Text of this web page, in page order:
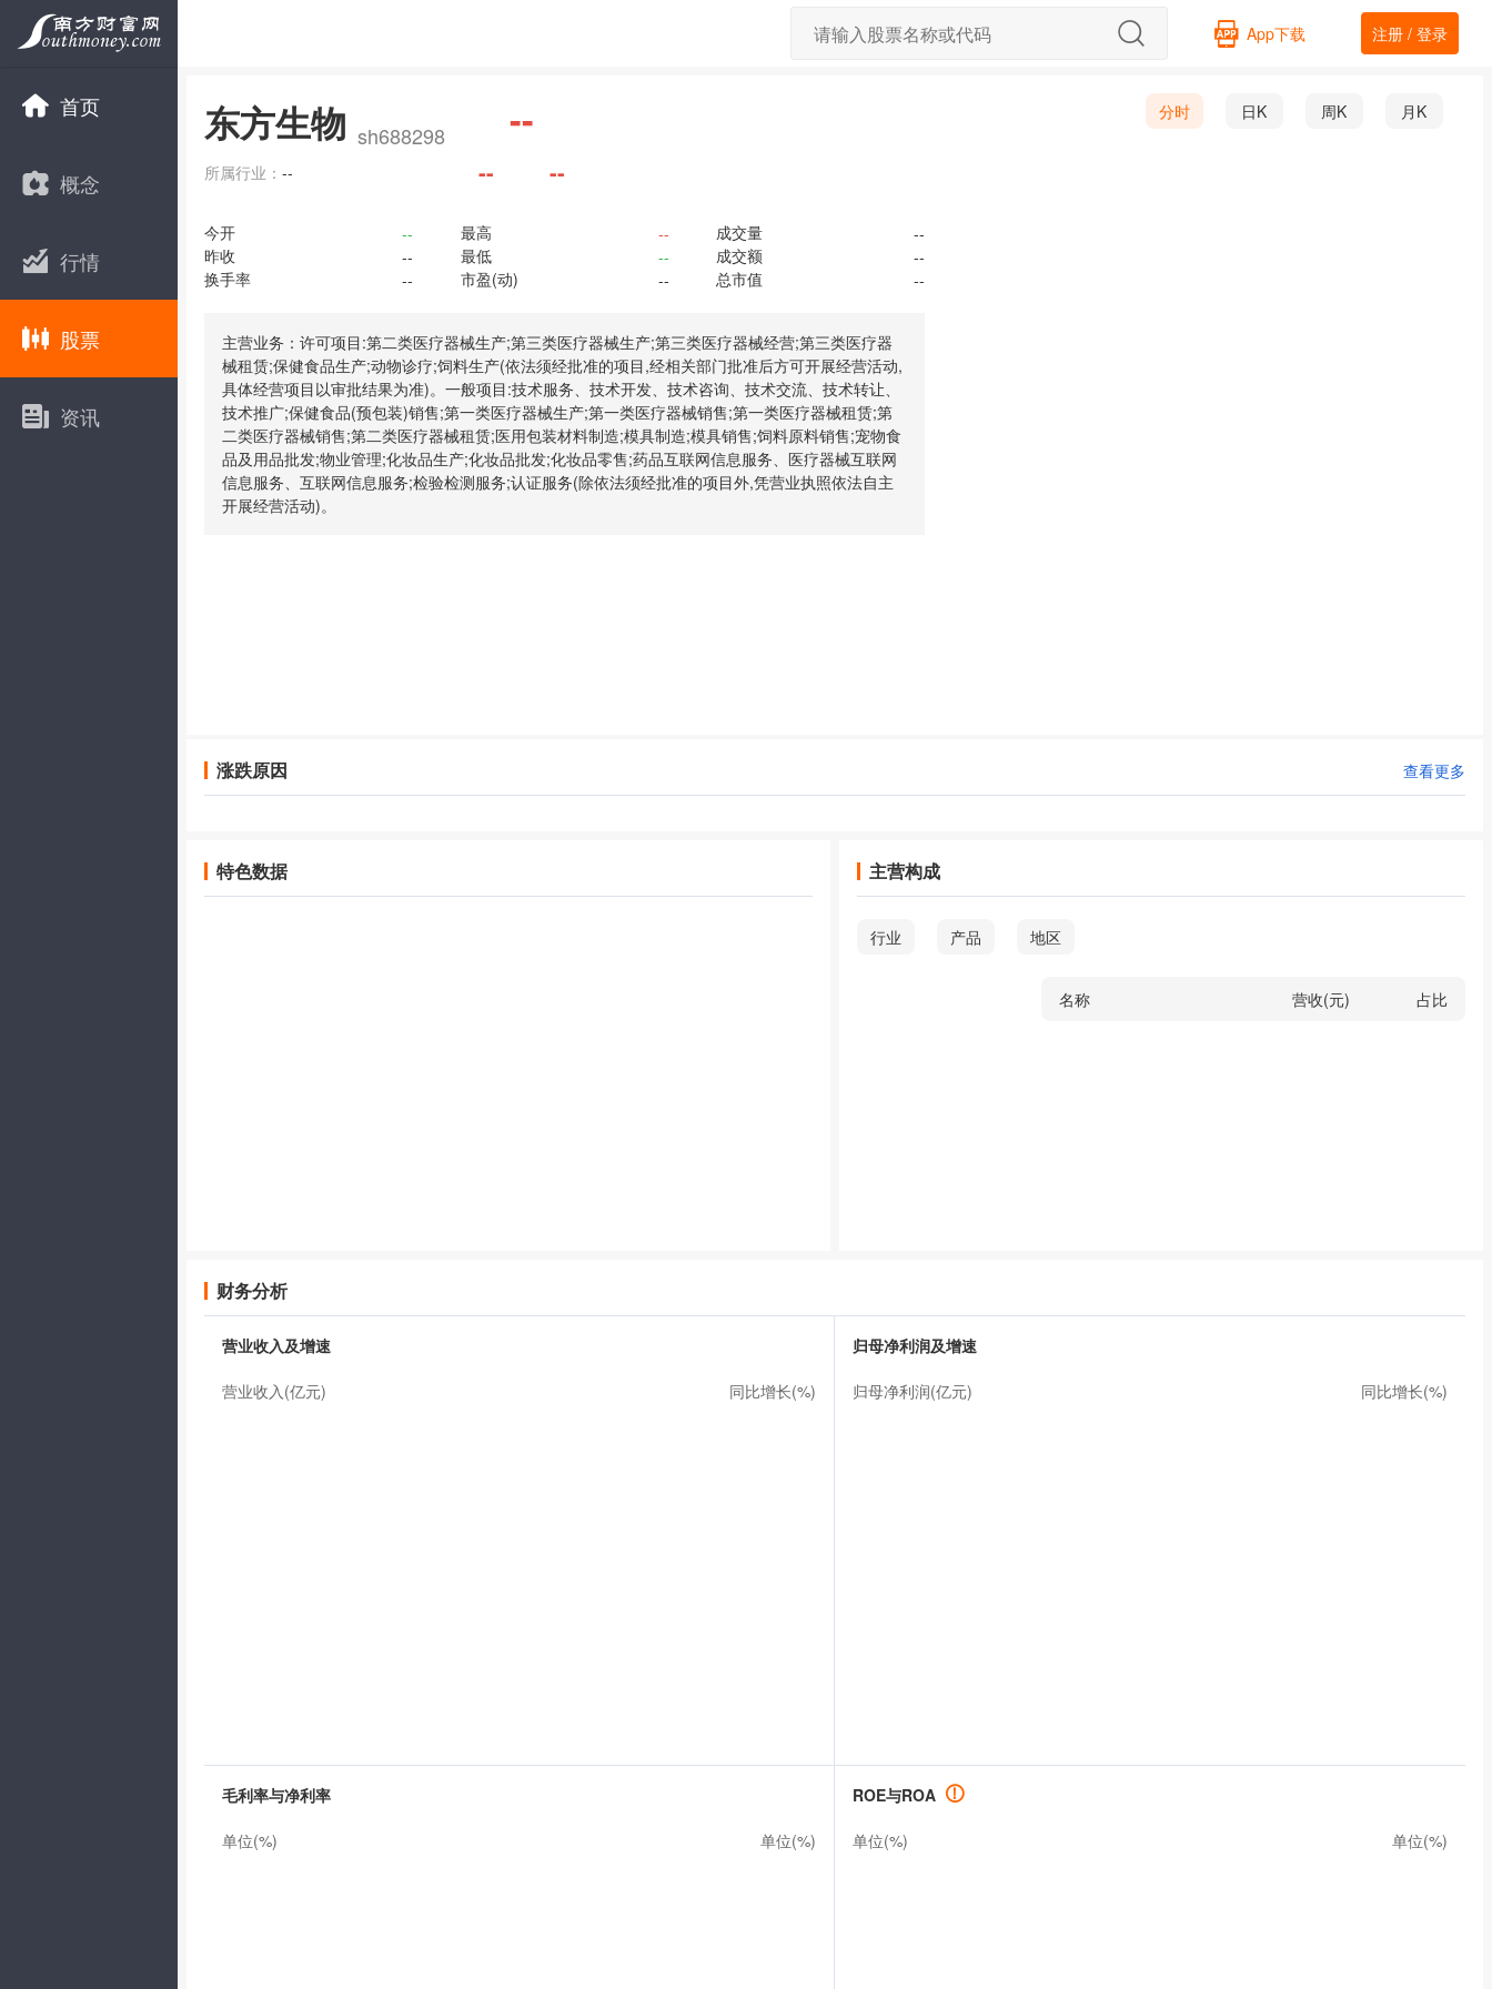
App下载 注册 / 登录
首页
概念
行情
股票
资讯
东方生物 sh688298
所属行业： --
--
-- --
今开 -- 最高 -- 成交量
--
昨收
-- 最低 -- 成交额
--
换手率
-- 市盈(动) -- 总市值 --
主营业务：许可项目:第二类医疗器械生产;第三类医疗器械生产;第三类医疗器械经营;第三类医疗器
械租赁;保健食品生产;动物诊疗;饲料生产(依法须经批准的项目,经相关部门批准后方可开展经营活动,
具体经营项目以审批结果为准)。一般项目:技术服务、技术开发、技术咨询、技术交流、技术转让、
技术推广;保健食品(预包装)销售;第一类医疗器械生产;第一类医疗器械销售;第一类医疗器械租赁;第
二类医疗器械销售;第二类医疗器械租赁;医用包装材料制造;模具制造;模具销售;饲料原料销售;宠物食
品及用品批发;物业管理;化妆品生产;化妆品批发;化妆品零售;药品互联网信息服务、医疗器械互联网
信息服务、互联网信息服务;检验检测服务;认证服务(除依法须经批准的项目外,凭营业执照依法自主
开展经营活动)。
分时 日K 周K 月K
涨跌原因 查看更多
特色数据 主营构成
行业 产品 地区
名称 营收(元) 占比
财务分析
营业收入及增速
营业收入(亿元) 同比增长(%)
归母净利润及增速
归母净利润(亿元) 同比增长(%)
毛利率与净利率
单位(%) 单位(%)
ROE与ROA
单位(%) 单位(%)